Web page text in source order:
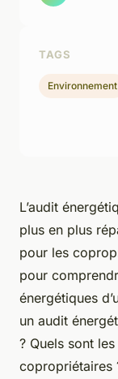
L’audit
plus en plus
pour les
pour
énergétiques
un audit
? Quels sont
copropriétaires
TAGS
Environnement